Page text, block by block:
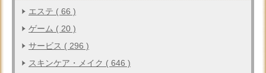
エステ ( 66 )
ゲーム ( 20 )
サービス ( 296 )
スキンケア・メイク ( 646 )